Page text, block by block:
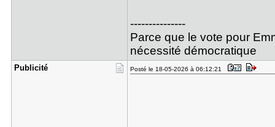
---------------
Parce que le vote pour
nécessité démocratique
Publicité Posté le 18-05-2026 à 06:12:21